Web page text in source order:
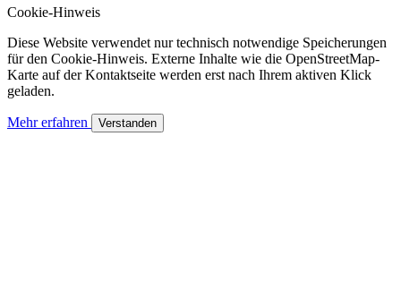
Cookie-Hinweis
Diese Website verwendet nur technisch notwendige Speicherungen
für den Cookie-Hinweis. Externe Inhalte wie die OpenStreetMap-
Karte auf der Kontaktseite werden erst nach Ihrem aktiven Klick
geladen.
Mehr erfahren Verstanden